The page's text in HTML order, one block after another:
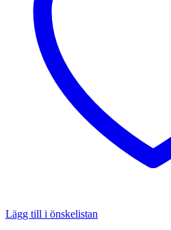
Lägg till i önskelistan